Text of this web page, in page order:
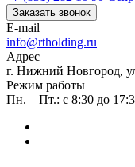
Заказать звонок
E-mail
info@rtholding.ru
Адрес
г. Нижний Новгород,
Режим работы
Пн. – Пт.: с 8:30 до